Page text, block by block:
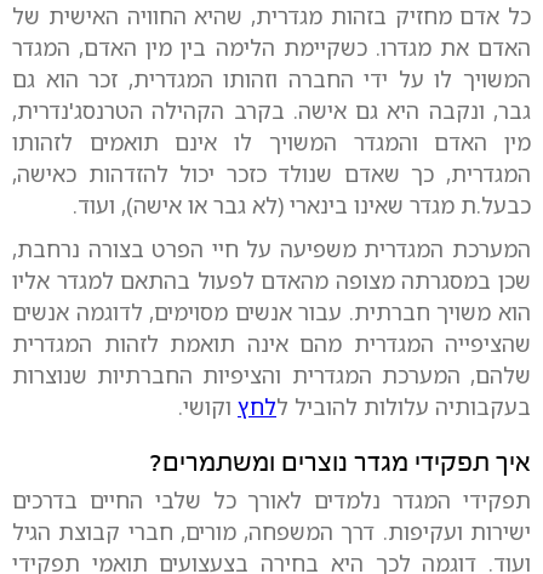
כל אדם מחזיק בזהות מגדרית, שהיא החוויה האישית של
האדם את מגדרו. כשקיימת הלימה בין מין האדם, המגדר
המשויך לו על ידי החברה וזהותו המגדרית, זכר הוא גם
גבר, ונקבה היא גם אישה. בקרב הקהילה הטרנסג'נדרית,
מין האדם והמגדר המשויך לו אינם תואמים לזהותו
המגדרית, כך שאדם שנולד כזכר יכול להזדהות כאישה,
כבעל.ת מגדר שאינו בינארי (לא גבר או אישה), ועוד.
המערכת המגדרית משפיעה על חיי הפרט בצורה נרחבת,
שכן במסגרתה מצופה מהאדם לפעול בהתאם למגדר אליו
הוא משויך חברתית. עבור אנשים מסוימים, לדוגמה אנשים
שהציפייה המגדרית מהם אינה תואמת לזהות המגדרית
שלהם, המערכת המגדרית והציפיות החברתיות שנוצרות
בעקבותיה עלולות להוביל ללחץ וקושי.
איך תפקידי מגדר נוצרים ומשתמרים?
תפקידי המגדר נלמדים לאורך כל שלבי החיים בדרכים
ישירות ועקיפות. דרך המשפחה, מורים, חברי קבוצת הגיל
ועוד. דוגמה לכך היא בחירה בצעצועים תואמי תפקידי